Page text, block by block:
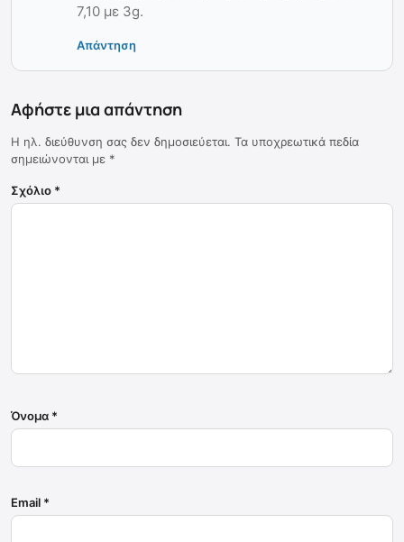
7,10 με 3g.
Απάντηση
Αφήστε μια απάντηση
Η ηλ. διεύθυνση σας δεν δημοσιεύεται. Τα υποχρεωτικά πεδία
σημειώνονται με *
Σχόλιο *
Όνομα *
Email *